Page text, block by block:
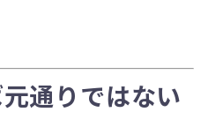
通りではない